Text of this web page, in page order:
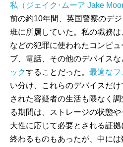
私（ジェイク･ムーア Jake
前の約10年間、英国警察のデ
班に所属していた。私の職務
などの犯罪に使われたコンピ
ブ、電話、その他のデバイスな
ックすることだった。 最適なフ
い分け、これらのデバイスだ
された容疑者の生活も隈なく
る期間は、ストレージの状態
大性に応じて必要とされる証
終わるものもあったが、中に